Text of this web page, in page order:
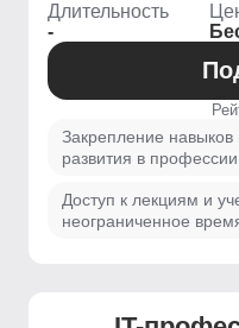
Длительность
-
Закрепление навыков
развития в профессии
Доступ к лекциям и
неограниченное